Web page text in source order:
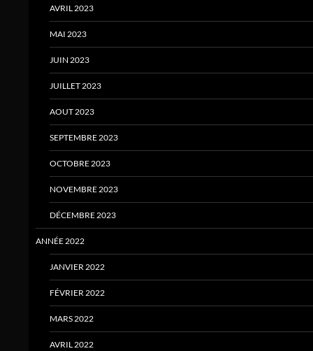
AVRIL 2023
MAI 2023
JUIN 2023
JUILLET 2023
AOUT 2023
SEPTEMBRE 2023
OCTOBRE 2023
NOVEMBRE 2023
DÉCEMBRE 2023
ANNÉE 2022
JANVIER 2022
FÉVRIER 2022
MARS 2022
AVRIL 2022